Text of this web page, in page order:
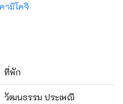
คามิโคจิ
ที่พัก
วัฒนธรรม ประเพณี